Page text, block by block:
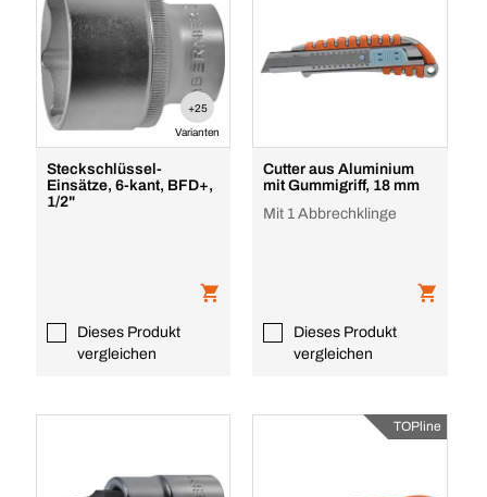
+25
Varianten
Steckschlüssel-
Einsätze, 6-kant, BFD+,
1/2"
Dieses Produkt
vergleichen
Cutter aus Aluminium
mit Gummigriff, 18 mm
Mit 1 Abbrechklinge
Dieses Produkt
vergleichen
TOPline